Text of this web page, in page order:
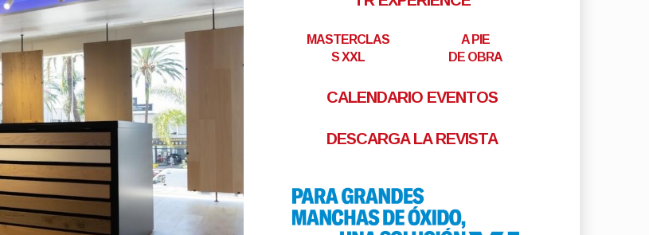
MASTERCLAS
S XXL
A PIE
DE OBRA
CALENDARIO EVENTOS
DESCARGA LA REVISTA